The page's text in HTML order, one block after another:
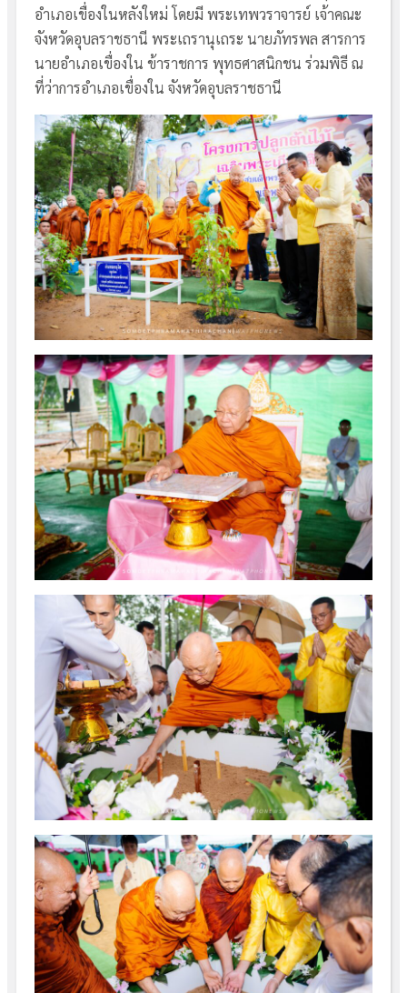
อำเภอเขื่องในหลังใหม่ โดยมี พระเทพวราจารย์ เจ้าคณะ
จังหวัดอุบลราชธานี พระเถรานุเถระ นายภัทรพล สารการ
นายอําเภอเขื่องใน ข้าราชการ พุทธศาสนิกชน ร่วมพิธี ณ
ที่ว่าการอำเภอเขื่องใน จังหวัดอุบลราชธานี